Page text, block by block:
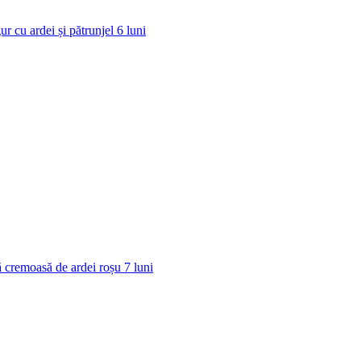
cu ardei și pătrunjel 6 luni
cremoasă de ardei roșu 7 luni